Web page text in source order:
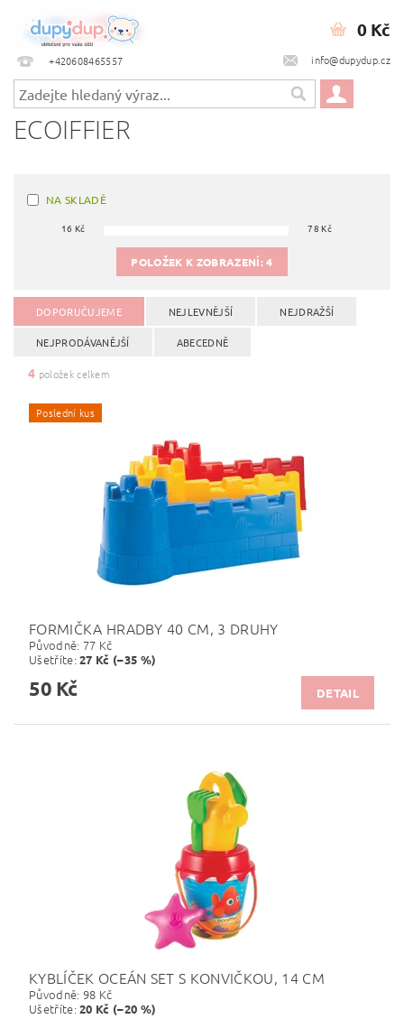
+420608465557 info@dupydup.cz
0 Kč
ECOIFFIER
NA SKLADĚ
16 Kč 78 Kč
POLOŽEK K ZOBRAZENÍ:4
DOPORUČUJEME NEJLEVNĚJŠÍ NEJDRAŽŠÍ
NEJPRODÁVANĚJŠÍ ABECEDNĚ
4 položek celkem
Poslední kus
FORMIČKA HRADBY 40 CM, 3 DRUHY
Původně: 77 Kč
Ušetříte:27 Kč (–35 %)
50 Kč DETAIL
KYBLÍČEK OCEÁN SET S KONVIČKOU, 14 CM
Původně: 98 Kč
Ušetříte:20 Kč (–20 %)